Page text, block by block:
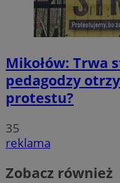
Mikołów: Trwa
pedagodzy
protestu?
35
reklama
Zobacz również